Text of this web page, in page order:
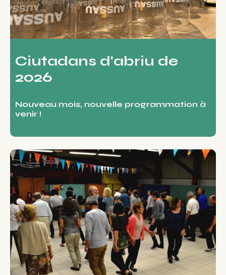
Ciutadans d'abriu de
2026
Nouveau mois, nouvelle programmation à
venir !